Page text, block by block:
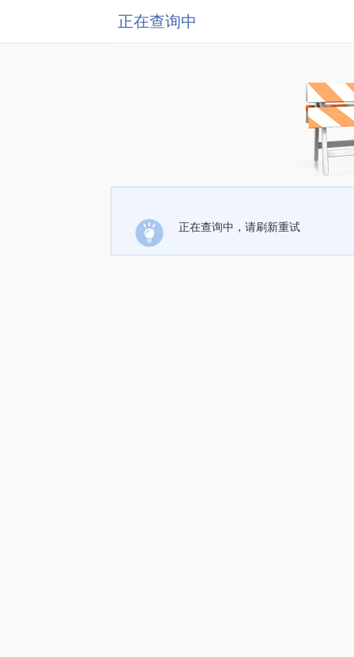
正在查询中
正在查询中，请刷新重试